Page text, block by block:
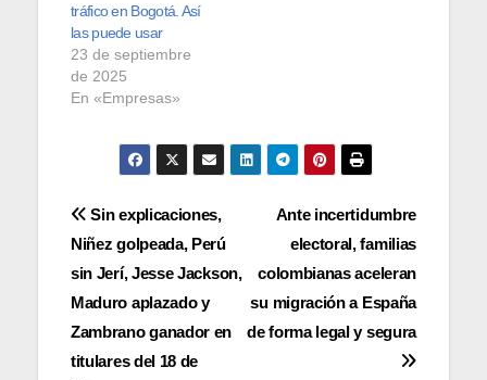
tráfico en Bogotá. Así
las puede usar
23 de septiembre
de 2025
En «Empresas»
Navegación
de
entradas
Ante incertidumbre
electoral, familias
colombianas aceleran
su migración a España
de forma legal y segura
Sin explicaciones,
Niñez golpeada, Perú
sin Jerí, Jesse Jackson,
Maduro aplazado y
Zambrano ganador en
titulares del 18 de